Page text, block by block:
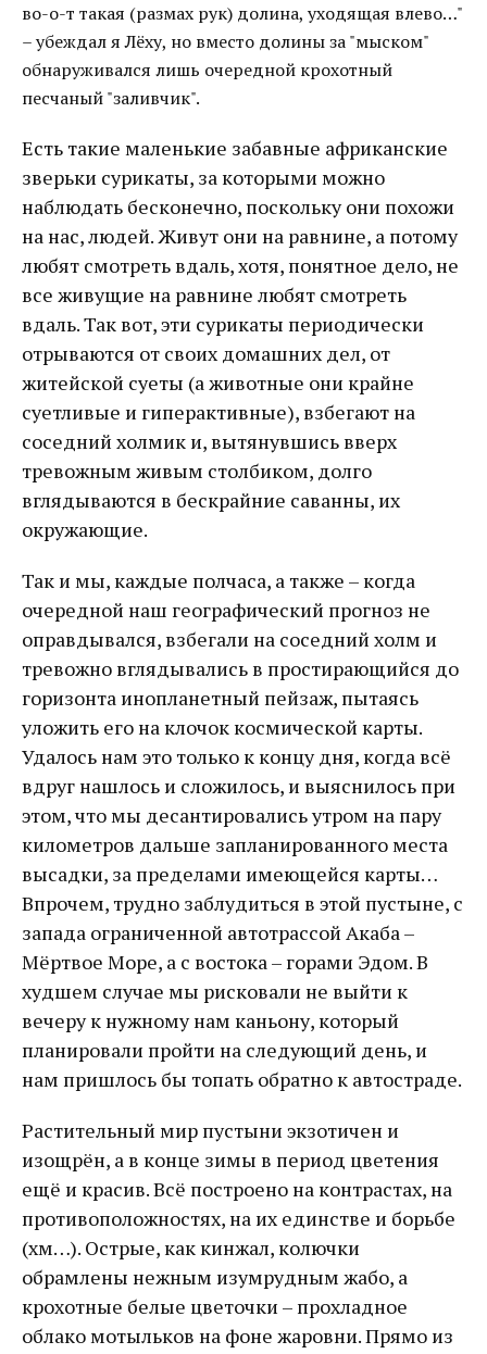
во-о-т такая (размах рук) долина, уходящая влево…"
– убеждал я Лёху, но вместо долины за "мыском"
обнаруживался лишь очередной крохотный
песчаный "заливчик".
Есть такие маленькие забавные африканские
зверьки сурикаты, за которыми можно
наблюдать бесконечно, поскольку они похожи
на нас, людей. Живут они на равнине, а потому
любят смотреть вдаль, хотя, понятное дело, не
все живущие на равнине любят смотреть
вдаль. Так вот, эти сурикаты периодически
отрываются от своих домашних дел, от
житейской суеты (а животные они крайне
суетливые и гиперактивные), взбегают на
соседний холмик и, вытянувшись вверх
тревожным живым столбиком, долго
вглядываются в бескрайние саванны, их
окружающие.
Так и мы, каждые полчаса, а также – когда
очередной наш географический прогноз не
оправдывался, взбегали на соседний холм и
тревожно вглядывались в простирающийся до
горизонта инопланетный пейзаж, пытаясь
уложить его на клочок космической карты.
Удалось нам это только к концу дня, когда всё
вдруг нашлось и сложилось, и выяснилось при
этом, что мы десантировались утром на пару
километров дальше запланированного места
высадки, за пределами имеющейся карты…
Впрочем, трудно заблудиться в этой пустыне, с
запада ограниченной автотрассой Акаба –
Мёртвое Море, а с востока – горами Эдом. В
худшем случае мы рисковали не выйти к
вечеру к нужному нам каньону, который
планировали пройти на следующий день, и
нам пришлось бы топать обратно к автостраде.
Растительный мир пустыни экзотичен и
изощрён, а в конце зимы в период цветения
ещё и красив. Всё построено на контрастах, на
противоположностях, на их единстве и борьбе
(хм…). Острые, как кинжал, колючки
обрамлены нежным изумрудным жабо, а
крохотные белые цветочки – прохладное
облако мотыльков на фоне жаровни. Прямо из